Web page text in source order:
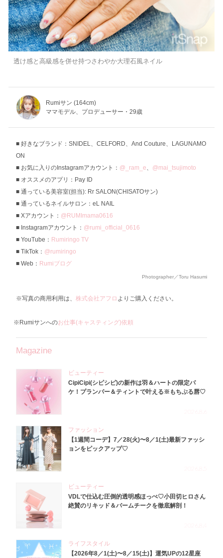
透け感と高級感を併せ持つさわやか大理石風ネイル
Rumiサン (164cm)
ママモデル、プロデューサー・29歳
好きなブランド：SNIDEL、CELFORD、And Couture、LAGUNAMO
ON
お気に入りのInstagramアカウント： @_ram_e、 @mai_tsujimoto
オススメのアプリ：Pay ID
通っている美容室(担当): Rr SALON(CHISATOサン)
通っているネイルサロン：eL NAIL
Xアカウント： @RUMImama0616
Instagramアカウント： @rumi_official_0616
YouTube： Rumiringo TV
TikTok： @rumiringo
Web： Rumiブログ
Photographer／Toru Hasumi
※写真の商用利用は、 株式会社アフロ よりご購入ください。
※Rumiサンへのお仕事(キャスティング)依頼
Magazine
ビューティー
CipiCipi(シピシピ)の新作は羽＆ハートの限定パ
ケ！プランパー＆ティントで叶える※もちぷる唇♡
ファッション
【1週間コーデ】7／28(火)〜8／1(土)最新ファッシ
ョンをピックアップ♡
ビューティー
VDLで仕込む圧倒的透明感ほっぺ♡小田切ヒロさん
絶賛のリキッド＆バームチークを徹底解剖！
ライフスタイル
【2026年8／1(土)〜8／15(土)】運気UPの12星座